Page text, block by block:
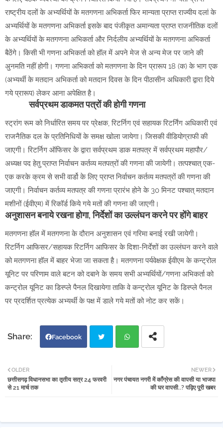
राष्ट्रीय दलों के अभ्यर्थियों के मतगणना अभिकर्ता फिर मान्यता प्राप्त राज्यीय दलां के
अभ्यर्थियों के मतगणना अभिकर्ता इसके बाद पंजीकृत अमान्यता प्राप्त राजनीतिक दलों
के अभ्यर्थियों के मतगणना अभिकर्ता और निर्दलीय अभ्यर्थियों के मतगणना अभिकर्ता
बैठेंगे। किसी भी गणना अभिकर्ता को हॉल में अपने मेज से अन्य मेज पर जाने की
अुनमति नहीं होगी। गणना अभिकर्ता को मतगणना के दिन प्रारूप 18 (क) के भाग एक
(अभ्यर्थी के मतदान अभिकर्ता को मतदान दिवस के दिन पीठासीन अधिकारी द्वारा दिये
गये प्रारूप) लेकर आना अपेक्षित है।
सर्वप्रथम डाकमत पत्रों की होगी गणना
स्ट्रांग रूम को निर्धारित समय पर प्रेक्षक, रिटर्निग एवं सहायक रिटर्निंग अधिकारी एवं
राजनैतिक दल के प्रतिनिधियों के समक्ष खोला जायेगा। जिसकी वीडियोग्राफी की
जाएगी। रिटर्निग ऑफिसर के द्वारा सर्वप्रथम डाक मतपत्र में सर्वप्रथम महापौर/
अध्यक्ष पद हेतु प्राप्त निर्वाचन कर्तव्य मतपत्रों की गणना की जायेगी। तत्पश्चात् एक-
एक करके क्रम से सभी वार्डो के लिए प्राप्त निर्वाचन कर्तव्य मतपत्रों की गणना की
जाएगी। निर्वाचन कर्तव्य मतपत्र की गणना प्रारंभ होने के 30 मिनट पश्चात् मतदान
मशीनों (ईवीएम) में रिकॉर्ड किये गये मतों की गणना की जाएगी।
अनुशासन बनाये रखना होगा, निर्देशों का उल्लंघन करने पर होंगे बाहर
मतगणना हॉल में मतगणना के दौरान अनुशासन एवं गरिमा बनाई रखी जायेगी।
रिटर्निग आफिसर/सहायक रिटर्निग आफिसर के दिशा-निर्देशों का उल्लंघन करने वाले
को मतगणना हॉल में बाहर भेजा जा सकता है। मतगणना पर्यवेक्षक ईवीएम के कन्ट्रोल
यूनिट पर परिणाम वाले बटन को दबाने के समय सभी अभ्यर्थियों/गणना अभिकर्ता को
कन्ट्रोल यूनिट का डिस्प्ले पैनल दिखायेगा ताकि वे कन्ट्रोल यूनिट के डिस्प्ले पैनल
पर प्रदर्शित प्रत्येक अभ्यर्थी के पक्ष में डाले गये मतों को नोट कर सकें।
Facebook
tter atsa
NEWER
नगर पंचायत नगरी में काँग्रेस की वापसी या भाजपा
की घर वापसी..? पढ़िए पूरी खबर
OLDER
छत्तीसगढ़ विधानसभा का तृतीय सत्र 24 फरवरी
से 21 मार्च तक